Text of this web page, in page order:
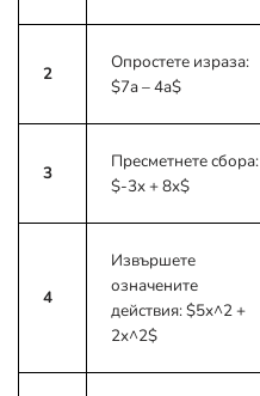
2
Опростете израза:
$7a – 4a$
3
Пресметнете сбора:
$-3x + 8x$
4
Извършете
означените
действия:$5x^2 +
2x^2$